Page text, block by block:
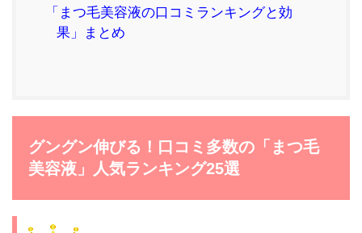
「まつ毛美容液の口コミランキングと効
果」まとめ
グングン伸びる！口コミ多数の「まつ毛
美容液」人気ランキング25選